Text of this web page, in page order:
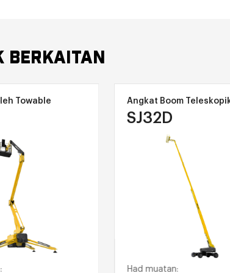
BERKAITAN
Towable Angkat Boom Teleskopik
SJ32D
Had muatan: